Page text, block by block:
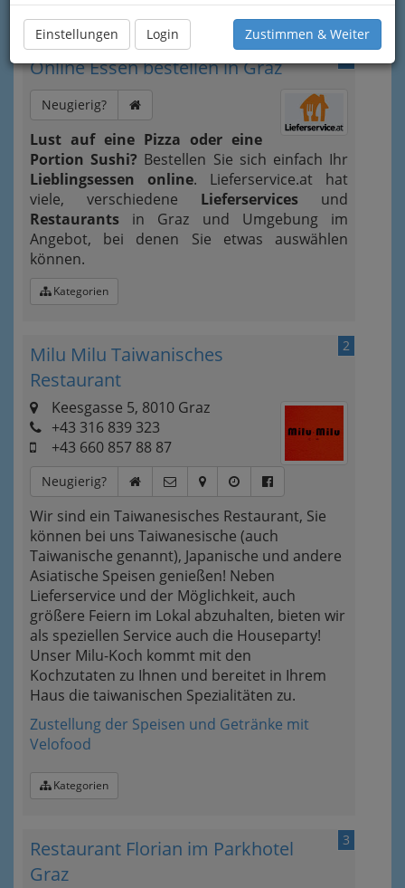
Einstellungen Login Zustimmen & Weiter
Alle Bezirke
Online Essen bestellen in Graz
Neugierig?
Lust auf eine Pizza oder eine
Portion Sushi? Bestellen Sie sich einfach Ihr
Lieblingsessen online. Lieferservice.at hat
viele, verschiedene Lieferservices und
Restaurants in Graz und Umgebung im
Angebot, bei denen Sie etwas auswählen
können.
Kategorien
2
Milu Milu Taiwanisches
Restaurant
Keesgasse 5, 8010 Graz
+43 316 839 323
+43 660 857 88 87
Neugierig?
Wir sind ein Taiwanesisches Restaurant, Sie
können bei uns Taiwanesische (auch
Taiwanische genannt), Japanische und andere
Asiatische Speisen genießen! Neben
Lieferservice und der Möglichkeit, auch
größere Feiern im Lokal abzuhalten, bieten wir
als speziellen Service auch die Houseparty!
Unser Milu-Koch kommt mit den
Kochzutaten zu Ihnen und bereitet in Ihrem
Haus die taiwanischen Spezialitäten zu.
Zustellung der Speisen und Getränke mit
Velofood
Kategorien
3
Restaurant Florian im Parkhotel
Graz